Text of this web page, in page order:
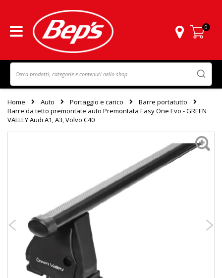
Carrello
0
Home Auto Portaggio e carico
Barre portatutto
Barre da tetto premontate auto Premontata Easy One Evo - GREEN
VALLEY Audi A1, A3, Volvo C40